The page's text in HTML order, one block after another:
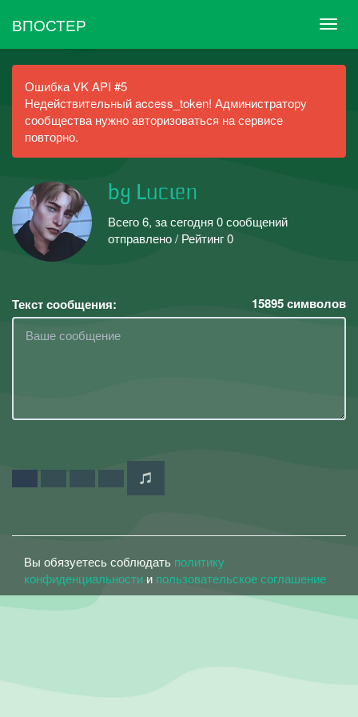
ВПОСТЕР
Ошибка VK API #5
Недействительный access_token! Администратору
сообщества нужно авторизоваться на сервисе
повторно.
bყ Lᥙᥴιᥱᥒ
Всего 6, за сегодня 0 сообщений
отправлено / Рейтинг 0
Текст сообщения: 15895символов
Вы обязуетесь соблюдать политику
конфиденциальности и пользовательское соглашение